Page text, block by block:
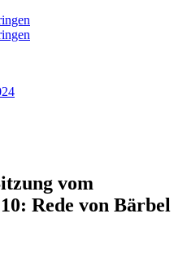
vom
Rede von Bärbel